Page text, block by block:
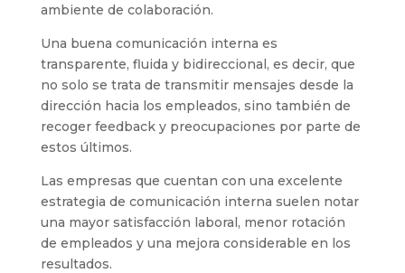
ambiente de colaboración.
Una buena comunicación interna es
transparente, fluida y bidireccional, es decir, que
no solo se trata de transmitir mensajes desde la
dirección hacia los empleados, sino también de
recoger feedback y preocupaciones por parte de
estos últimos.
Las empresas que cuentan con una excelente
estrategia de comunicación interna suelen notar
una mayor satisfacción laboral, menor rotación
de empleados y una mejora considerable en los
resultados.